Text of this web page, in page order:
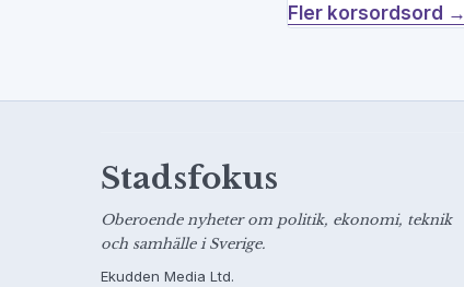
Fler korsordsord →
Stadsfokus
Oberoende nyheter om politik, ekonomi, teknik
och samhälle i Sverige.
Ekudden Media Ltd.